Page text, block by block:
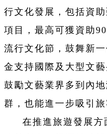
行文化發展，包括資
項目，最高可獲資助
流行文化節，鼓舞新
金支持國際及大型文
鼓勵文藝業界多到內
群，也能進一步吸引旅
在推進旅遊發展方